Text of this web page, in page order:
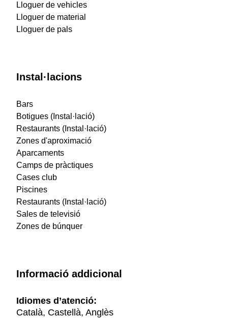
Lloguer de vehicles
Lloguer de material
Lloguer de pals
Instal·lacions
Bars
Botigues (Instal·lació)
Restaurants (Instal·lació)
Zones d'aproximació
Aparcaments
Camps de pràctiques
Cases club
Piscines
Restaurants (Instal·lació)
Sales de televisió
Zones de búnquer
Informació addicional
Idiomes d’atenció:
Català, Castellà, Anglès